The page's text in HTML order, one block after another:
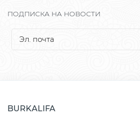
ПОДПИСКА НА НОВОСТИ
BURKALIFA